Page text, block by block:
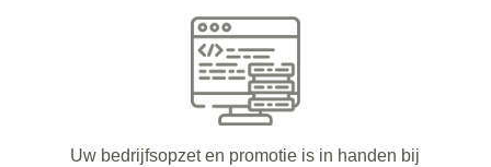
Uw bedrijfsopzet en promotie is in handen bij